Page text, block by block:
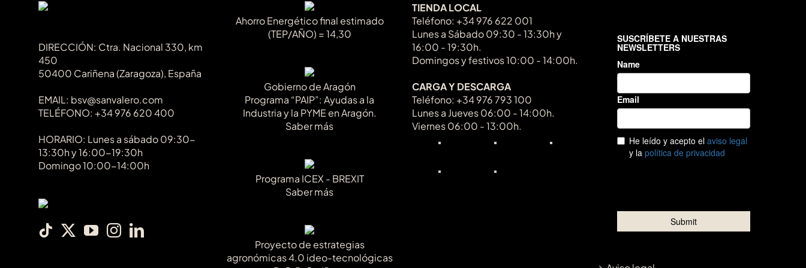
opciones
se
la
página
de
producto
DIRECCIÓN: Ctra. Nacional 330, km
450
50400 Cariñena (Zaragoza), España
EMAIL: bsv@sanvalero.com
TELÉFONO: +34 976 620 400
HORARIO: Lunes a sábado 09:30-
13:30h y 16:00-19:30h
Domingo 10:00-14:00h
Ahorro Energético final estimado
(TEP/AÑO) = 14,30
Gobierno de Aragón
Programa “PAIP”: Ayudas a la
Industria y la PYME en Aragón.
Saber más
Programa ICEX - BREXIT
Saber más
Proyecto de estrategias
agronómicas 4.0 ideo-tecnológicas
TIENDA LOCAL
Teléfono: +34 976 622 001
Lunes a Sábado 09:30 - 13:30h y
16:00 - 19:30h.
Domingos y festivos 10:00 - 14:00h.
CARGA Y DESCARGA
Teléfono: +34 976 793 100
Lunes a Jueves 06:00 - 14:00h.
Viernes 06:00 - 13:00h.